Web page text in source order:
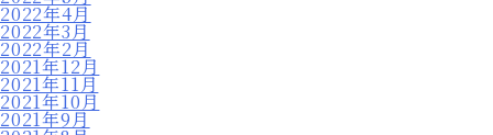
2022年4月
2022年3月
2022年2月
2021年12月
2021年11月
2021年10月
2021年9月